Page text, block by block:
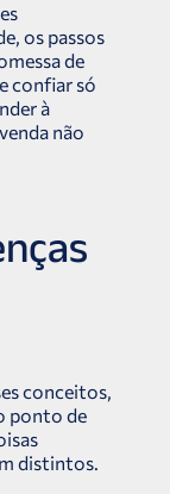
os passos
de
confiar só
à
não
conceitos,
ponto de
distintos.